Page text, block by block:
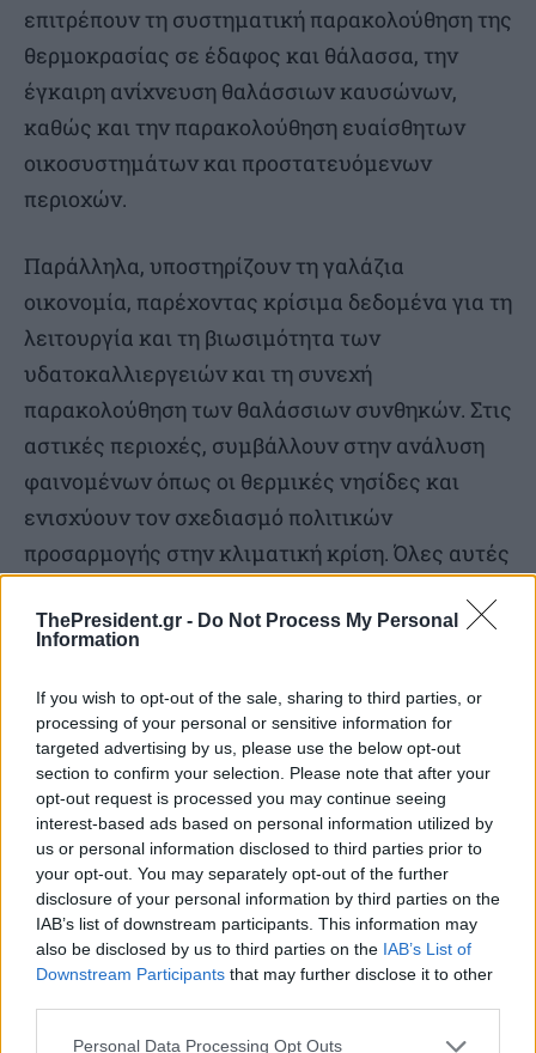
ThePresident.gr - Do Not Process My Personal
Information
If you wish to opt-out of the sale, sharing to third parties, or
processing of your personal or sensitive information for
targeted advertising by us, please use the below opt-out
section to confirm your selection. Please note that after your
opt-out request is processed you may continue seeing
interest-based ads based on personal information utilized by
us or personal information disclosed to third parties prior to
your opt-out. You may separately opt-out of the further
disclosure of your personal information by third parties on the
IAB’s list of downstream participants. This information may
also be disclosed by us to third parties on the IAB’s List of
Downstream Participants that may further disclose it to other
Personal Data Processing Opt Outs
επιτρέπουν τη συστηματική παρακολούθηση της
θερμοκρασίας σε έδαφος και θάλασσα, την
έγκαιρη ανίχνευση θαλάσσιων καυσώνων,
καθώς και την παρακολούθηση ευαίσθητων
οικοσυστημάτων και προστατευόμενων
περιοχών.
Παράλληλα, υποστηρίζουν τη γαλάζια
οικονομία, παρέχοντας κρίσιμα δεδομένα για τη
λειτουργία και τη βιωσιμότητα των
υδατοκαλλιεργειών και τη συνεχή
παρακολούθηση των θαλάσσιων συνθηκών. Στις
αστικές περιοχές, συμβάλλουν στην ανάλυση
φαινομένων όπως οι θερμικές νησίδες και
ενισχύουν τον σχεδιασμό πολιτικών
προσαρμογής στην κλιματική κρίση. Όλες αυτές
οικοσύστημα υπηρεσιών που καλύπτει
υδάτινοι πόροι, η διαχείριση γης και η ασφάλεια.
Η OroraTech, ως επικεφαλής της κοινοπραξίας
για τους θερμικούς δορυφόρους, έχει ήδη
αναπτύξει μια ουσιαστική και πολυεπίπεδη
παρουσία στην Ελλάδα, συντονίζοντας το
σύνολο των δραστηριοτήτων της ελληνικής
κοινοπραξίας και συμβάλλοντας ενεργά τόσο
στο διαστημικό όσο και στο επίγειο σκέλος του
συστήματος. Συγκεκριμένα, έχει εγκαταστήσει